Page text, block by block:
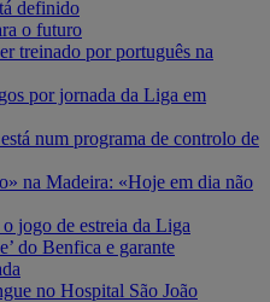
definido
o futuro
treinado por português na
por jornada da Liga em
num programa de controlo de
na Madeira: «Hoje em dia não
jogo de estreia da Liga
do Benfica e garante
no Hospital São João